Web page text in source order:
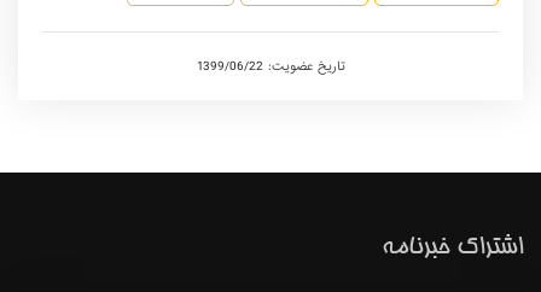
تاریخ عضویت: 1399/06/22
اشتراک خبرنامه